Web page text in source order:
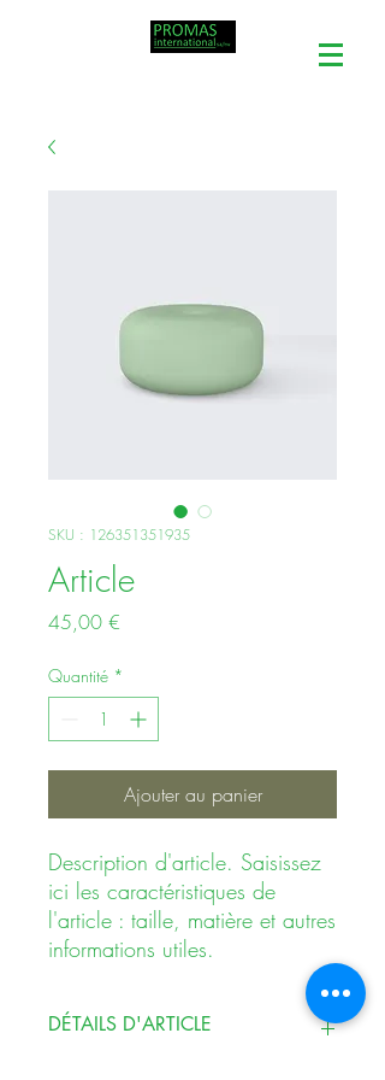
SKU : 126351351935
Article
45,00 €
Quantité *
Ajouter au panier
Description d'article. Saisissez
ici les caractéristiques de
l'article : taille, matière et autres
informations utiles.
DÉTAILS D'ARTICLE